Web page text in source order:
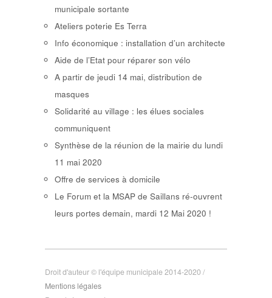
municipale sortante
Ateliers poterie Es Terra
Info économique : installation d’un architecte
Aide de l’Etat pour réparer son vélo
A partir de jeudi 14 mai, distribution de
masques
Solidarité au village : les élues sociales
communiquent
Synthèse de la réunion de la mairie du lundi
11 mai 2020
Offre de services à domicile
Le Forum et la MSAP de Saillans ré-ouvrent
leurs portes demain, mardi 12 Mai 2020 !
Droit d'auteur © l'équipe municipale 2014-2020 /
Mentions légales